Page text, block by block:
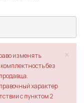
×
изменять
без
характер
с пунктом 2